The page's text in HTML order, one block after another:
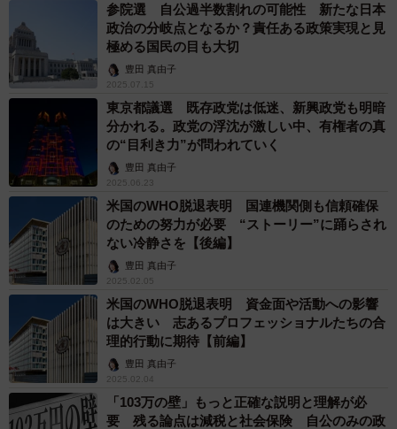
参院選 自公過半数割れの可能性 新たな日本
政治の分岐点となるか？責任ある政策実現と見
極める国民の目も大切
豊田 真由子
2025.07.15
東京都議選 既存政党は低迷、新興政党も明暗
分かれる。政党の浮沈が激しい中、有権者の真
の“目利き力”が問われていく
豊田 真由子
2025.06.23
米国のWHO脱退表明 国連機関側も信頼確保
のための努力が必要 “ストーリー”に踊らされ
ない冷静さを【後編】
豊田 真由子
2025.02.05
米国のWHO脱退表明 資金面や活動への影響
は大きい 志あるプロフェッショナルたちの合
理的行動に期待【前編】
豊田 真由子
2025.02.04
「103万の壁」もっと正確な説明と理解が必
要 残る論点は減税と社会保険 自公のみの政